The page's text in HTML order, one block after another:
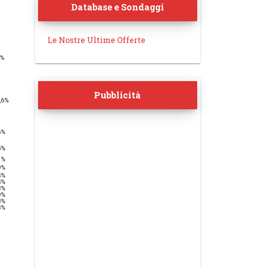
Database e Sondaggi
Le Nostre Ultime Offerte
Pubblicità